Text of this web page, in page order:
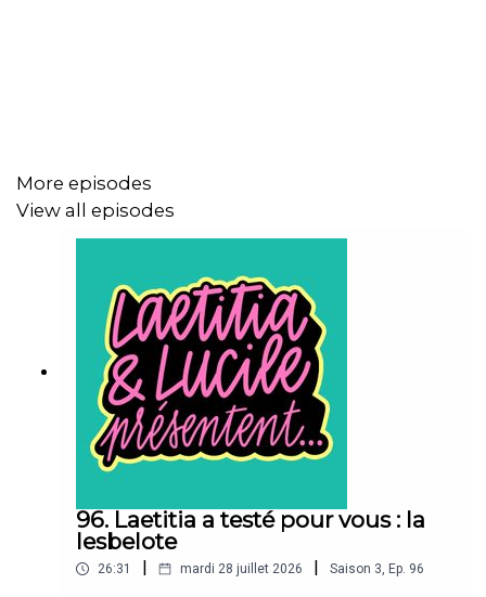
More episodes
View all episodes
96. Laetitia a testé pour vous : la
lesbelote
26:31 | mardi 28 juillet 2026 | Saison 3, Ep. 96